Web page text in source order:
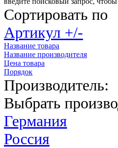
Сортировать по
Артикул +/-
Название товара
Название производителя
Цена товара
Порядок
Производитель:
Выбрать
Германия
Россия